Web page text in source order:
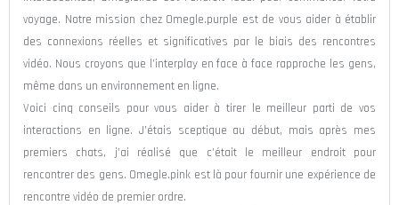
voyage. Notre mission chez Omegle.purple est de vous aider à établir
des connexions réelles et significatives par le biais des rencontres
vidéo. Nous croyons que l’interplay en face à face rapproche les gens,
même dans un environnement en ligne.
Voici cinq conseils pour vous aider à tirer le meilleur parti de vos
interactions en ligne. J’étais sceptique au début, mais après mes
premiers chats, j’ai réalisé que c’était le meilleur endroit pour
rencontrer des gens. Omegle.pink est là pour fournir une expérience de
rencontre vidéo de premier ordre.